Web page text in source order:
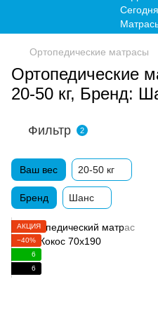
Ортопедические матрасы
Ортопедические
20-50 кг, Бренд:
Фильтр 2
Ваш вес 20-50 кг
Бренд Шанс
АКЦИЯ
−40%
6
6